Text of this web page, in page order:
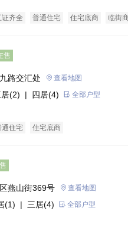
证齐全 普通住宅 住宅底商 临街
售
路交汇处 查看地图
居(2) | 四居(4) 全部户型
通住宅 住宅底商
燕山街369号 查看地图
(1) | 三居(4) 全部户型